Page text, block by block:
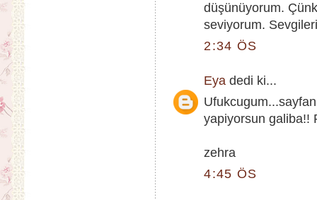
düşünüyorum.
seviyorum.
2:34 ÖS
Eya dedi ki...
yapiyorsun galiba!!
zehra
4:45 ÖS